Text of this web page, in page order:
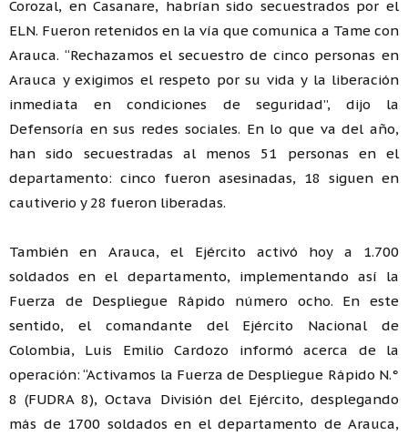
Corozal, en Casanare, habrían sido secuestrados por el
ELN. Fueron retenidos en la vía que comunica a Tame con
Arauca. “Rechazamos el secuestro de cinco personas en
Arauca y exigimos el respeto por su vida y la liberación
inmediata en condiciones de seguridad”, dijo la
Defensoría en sus redes sociales. En lo que va del año,
han sido secuestradas al menos 51 personas en el
departamento: cinco fueron asesinadas, 18 siguen en
cautiverio y 28 fueron liberadas.
También en Arauca, el Ejército activó hoy a 1.700
soldados en el departamento, implementando así la
Fuerza de Despliegue Rápido número ocho. En este
sentido, el comandante del Ejército Nacional de
Colombia, Luis Emilio Cardozo informó acerca de la
operación: “Activamos la Fuerza de Despliegue Rápido N.°
8 (FUDRA 8), Octava División del Ejército, desplegando
más de 1700 soldados en el departamento de Arauca,